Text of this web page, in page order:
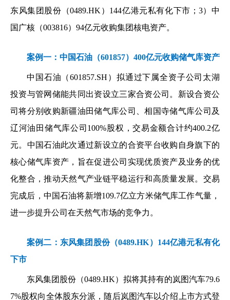
东风集团股份（0489.HK）144亿港元私有化下市；3）中
国广核（003816）94亿元收购集团核电资产。
案例一：中国石油（601857）400亿元收购储气库资产
中国石油（601857.SH）拟通过下属全资子公司太湖
投资与管网储能共同出资设立三家合资公司。新设合资公
司将分别收购新疆油田储气库公司、相国寺储气库公司及
辽河油田储气库公司100%股权，交易金额合计约400.2亿
元。中国石油此次通过新设立的合资平台收购自身旗下的
核心储气库资产，旨在促进公司实现优质资产及业务的优
化整合，推动天然气产业链平稳运行和高质量发展。交易
完成后，中国石油将新增109.7亿立方米储气库工作气量，
进一步提升公司在天然气市场的竞争力。
案例二：东风集团股份（0489.HK）144亿港元私有化
下市
东风集团股份（0489.HK）拟将其持有的岚图汽车79.6
7%股权向全体股东分派，随后岚图汽车以介绍上市方式登